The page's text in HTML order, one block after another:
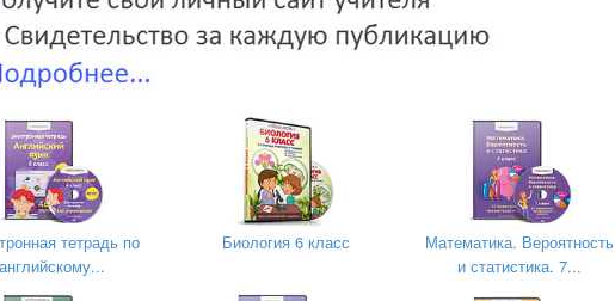
о Григории Ивановиче Муромском? (Настоящий русский барин,
помещики?
опираясь на текст (девочки находят общее, а мальчики – разное)
плану, есть суконная фабрика (Берестовых)
тетрадь по
английскому...
Биология 6 класс
Математика. Вероятность
и статистика. 7...